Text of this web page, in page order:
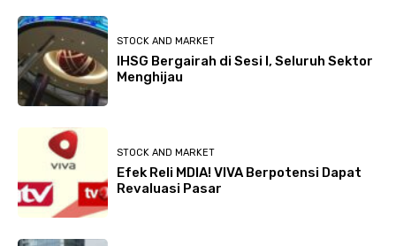
STOCK AND MARKET
IHSG Bergairah di Sesi I, Seluruh Sektor
Menghijau
STOCK AND MARKET
Efek Reli MDIA! VIVA Berpotensi Dapat
Revaluasi Pasar